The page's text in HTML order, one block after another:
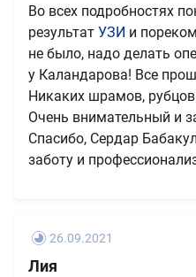
Во всех подробностях
результат УЗИ и
не было, надо делать
у Каландарова! Все
Никаких шрамов,
Очень внимательный и
Спасибо, Сердар
заботу и
26.09.2021
Лия